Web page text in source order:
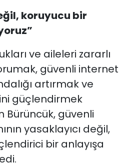
koruyucu bir
ve aileleri zararlı
güvenli internet
artırmak ve
güçlendirmek
Bürüncük, güvenli
yasaklayıcı değil,
bir anlayışa